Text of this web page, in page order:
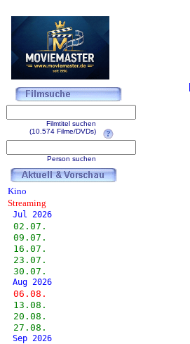
Filmtitel suchen
(10.574 Filme/DVDs)
Person suchen
Kino
Streaming
Jul 2026
02.07.
09.07.
16.07.
23.07.
30.07.
Aug 2026
06.08.
13.08.
20.08.
27.08.
Sep 2026